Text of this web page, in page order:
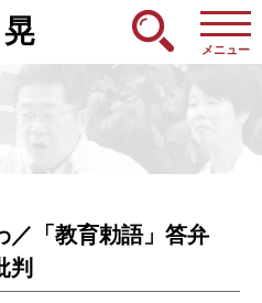
メニュー
／「教育勅語」答弁
判